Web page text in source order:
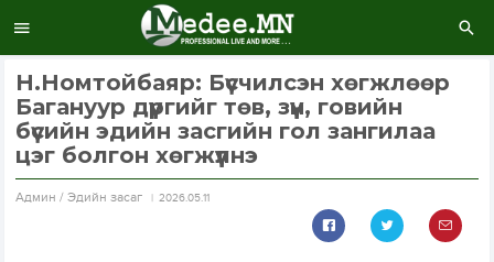
Н.Номтойбаяр: Бүсчилсэн хөгжлөөр
Багануур дүүргийг төв, зүүн, говийн
бүсийн эдийн засгийн гол зангилаа
цэг болгон хөгжүүлнэ
Aдмин / Эдийн засаг 2026.05.11